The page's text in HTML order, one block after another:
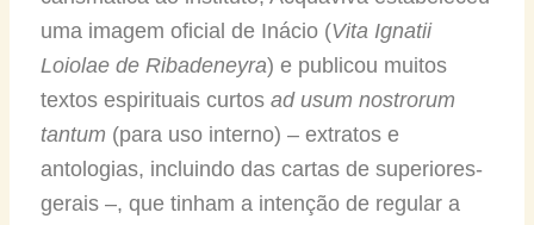
uma imagem oficial de Inácio (Vita Ignatii
Loiolae de Ribadeneyra) e publicou muitos
textos espirituais curtos ad usum nostrorum
tantum (para uso interno) – extratos e
antologias, incluindo das cartas de superiores-
gerais –, que tinham a intenção de regular a